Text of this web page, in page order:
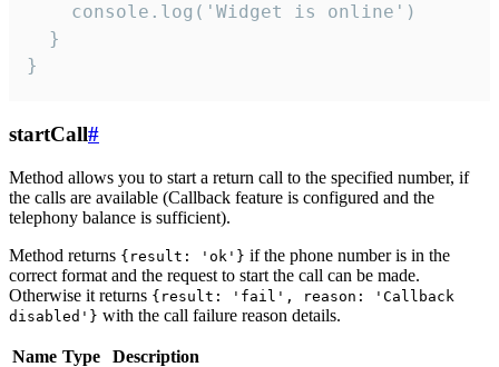
    console.log('Widget is online')
  }
}
startCall#
Method allows you to start a return call to the specified number, if
the calls are available (Callback feature is configured and the
telephony balance is sufficient).
Method returns {result: 'ok'} if the phone number is in the
correct format and the request to start the call can be made.
Otherwise it returns {result: 'fail', reason: 'Callback
disabled'} with the call failure reason details.
Name Type
Description